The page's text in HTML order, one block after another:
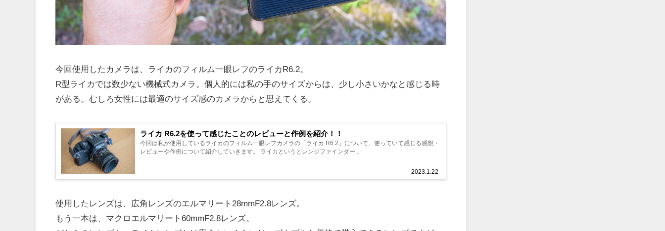
今回使用したカメラは、ライカのフィルム一眼レフのライカR6.2。
R型ライカでは数少ない機械式カメラ。個人的には私の手のサイズからは、少し小さいかなと感じる時
がある。むしろ女性には最適のサイズ感のカメラからと思えてくる。
ライカ R6.2を使って感じたことのレビューと作例を紹介！！
2023.1.22
今回は私が使用しているライカのフィルム一眼レフカメラの「ライカ R6.2」について、使っていて感じる感想・
レビューや作例について紹介していきます。 ライカというとレンジファインダー...
使用したレンズは、広角レンズのエルマリート28mmF2.8レンズ。
もう一本は、マクロエルマリート60mmF2.8レンズ。